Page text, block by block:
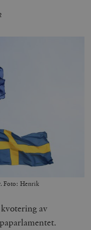
Foto: Henrik
av